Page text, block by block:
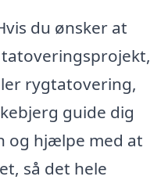
du ønsker at
rygtatovering,
guide dig
og hjælpe med at
så det hele